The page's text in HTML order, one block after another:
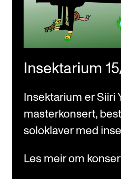
Insektarium
Insektarium er Siiri
masterkonsert,
soloklaver med
Les meir om